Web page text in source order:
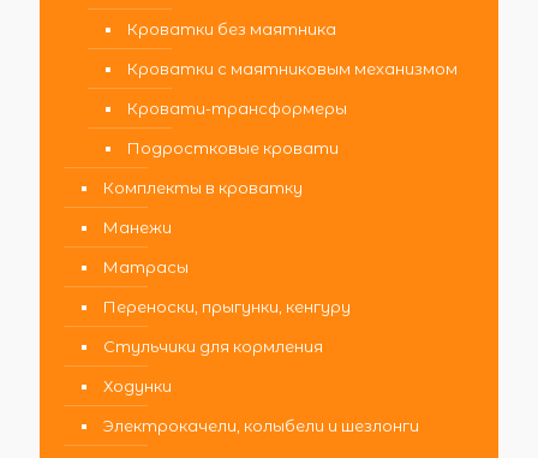
Кроватки без маятника
Кроватки с маятниковым механизмом
Кровати-трансформеры
Подростковые кровати
Комплекты в кроватку
Манежи
Матрасы
Переноски, прыгунки, кенгуру
Стульчики для кормления
Ходунки
Электрокачели, колыбели и шезлонги